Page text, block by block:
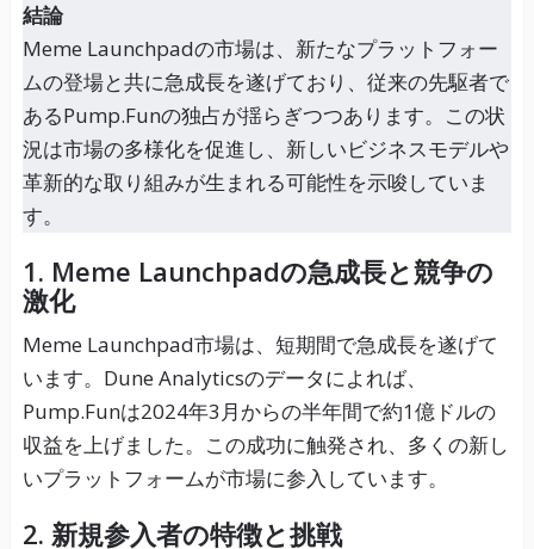
結論
Meme Launchpadの市場は、新たなプラットフォー
ムの登場と共に急成長を遂げており、従来の先駆者で
あるPump.Funの独占が揺らぎつつあります。この状
況は市場の多様化を促進し、新しいビジネスモデルや
革新的な取り組みが生まれる可能性を示唆していま
す。
1. Meme Launchpadの急成長と競争の
激化
Meme Launchpad市場は、短期間で急成長を遂げて
います。Dune Analyticsのデータによれば、
Pump.Funは2024年3月からの半年間で約1億ドルの
収益を上げました。この成功に触発され、多くの新し
いプラットフォームが市場に参入しています。
2. 新規参入者の特徴と挑戦